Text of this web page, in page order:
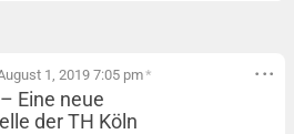
1, 2019 7:05 pm*
Eine neue
der TH Köln